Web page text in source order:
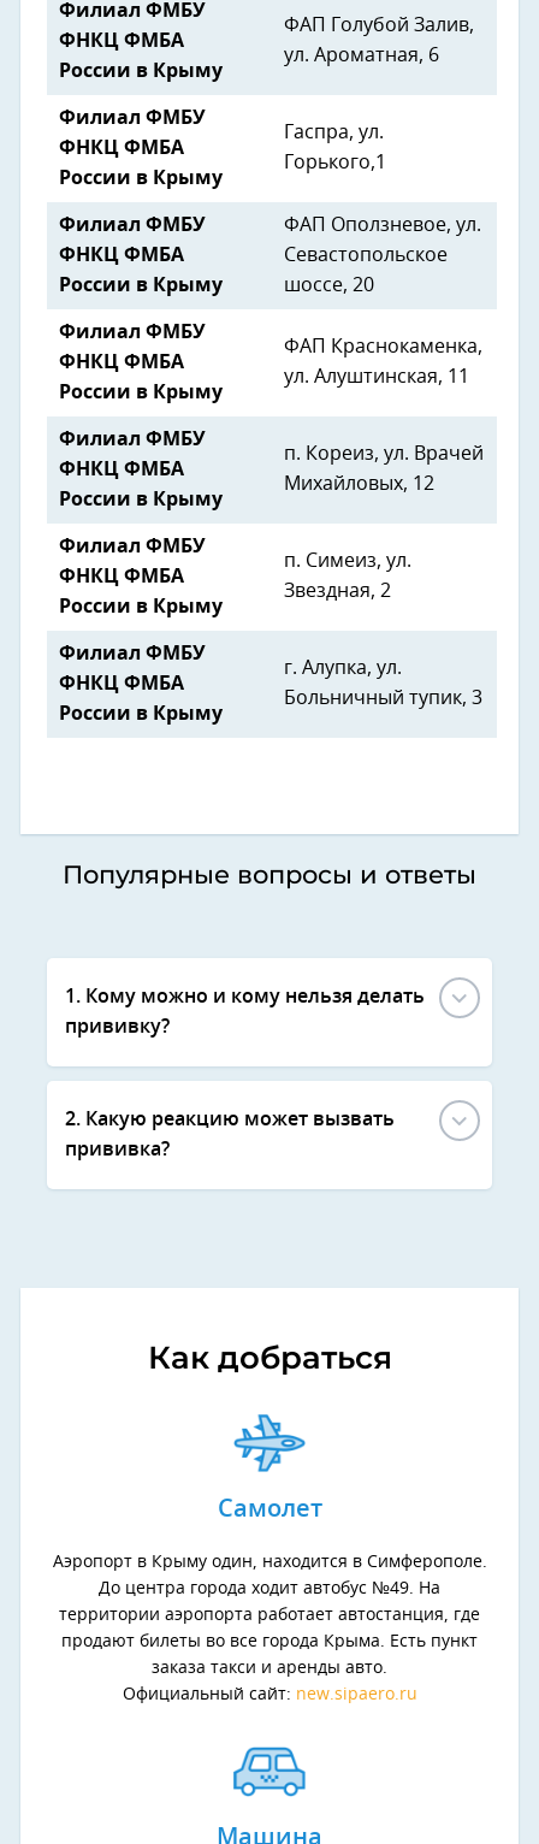
Филиал ФМБУ
ФНКЦ ФМБА
России в Крыму
ФАП Голубой Залив,
ул. Ароматная, 6
Филиал ФМБУ
ФНКЦ ФМБА
России в Крыму
Гаспра, ул.
Горького,1
Филиал ФМБУ
ФНКЦ ФМБА
России в Крыму
ФАП Оползневое, ул.
Севастопольское
шоссе, 20
Филиал ФМБУ
ФНКЦ ФМБА
России в Крыму
ФАП Краснокаменка,
ул. Алуштинская, 11
Филиал ФМБУ
ФНКЦ ФМБА
России в Крыму
п. Кореиз, ул. Врачей
Михайловых, 12
Филиал ФМБУ
ФНКЦ ФМБА
России в Крыму
п. Симеиз, ул.
Звездная, 2
Филиал ФМБУ
ФНКЦ ФМБА
России в Крыму
г. Алупка, ул.
Больничный тупик, 3
Популярные вопросы и ответы
1. Кому можно и кому нельзя делать
прививку?
2. Какую реакцию может вызвать
прививка?
Как добраться
Самолет
Аэропорт в Крыму один, находится в Симферополе.
До центра города ходит автобус №49. На
территории аэропорта работает автостанция, где
продают билеты во все города Крыма. Есть пункт
заказа такси и аренды авто.
Официальный сайт: new.sipaero.ru
Машина